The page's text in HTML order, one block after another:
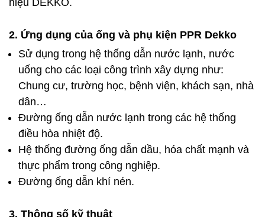
hiệu DEKKO.
2. Ứng dụng của ống và phụ kiện PPR Dekko
Sử dụng trong hệ thống dẫn nước lạnh, nước
uống cho các loại công trình xây dựng như:
Chung cư, trường học, bệnh viện, khách sạn, nhà
dân…
Đường ống dẫn nước lạnh trong các hệ thống
điều hòa nhiệt độ.
Hệ thống đường ống dẫn dầu, hóa chất mạnh và
thực phẩm trong công nghiệp.
Đường ống dẫn khí nén.
3. Thông số kỹ thuật